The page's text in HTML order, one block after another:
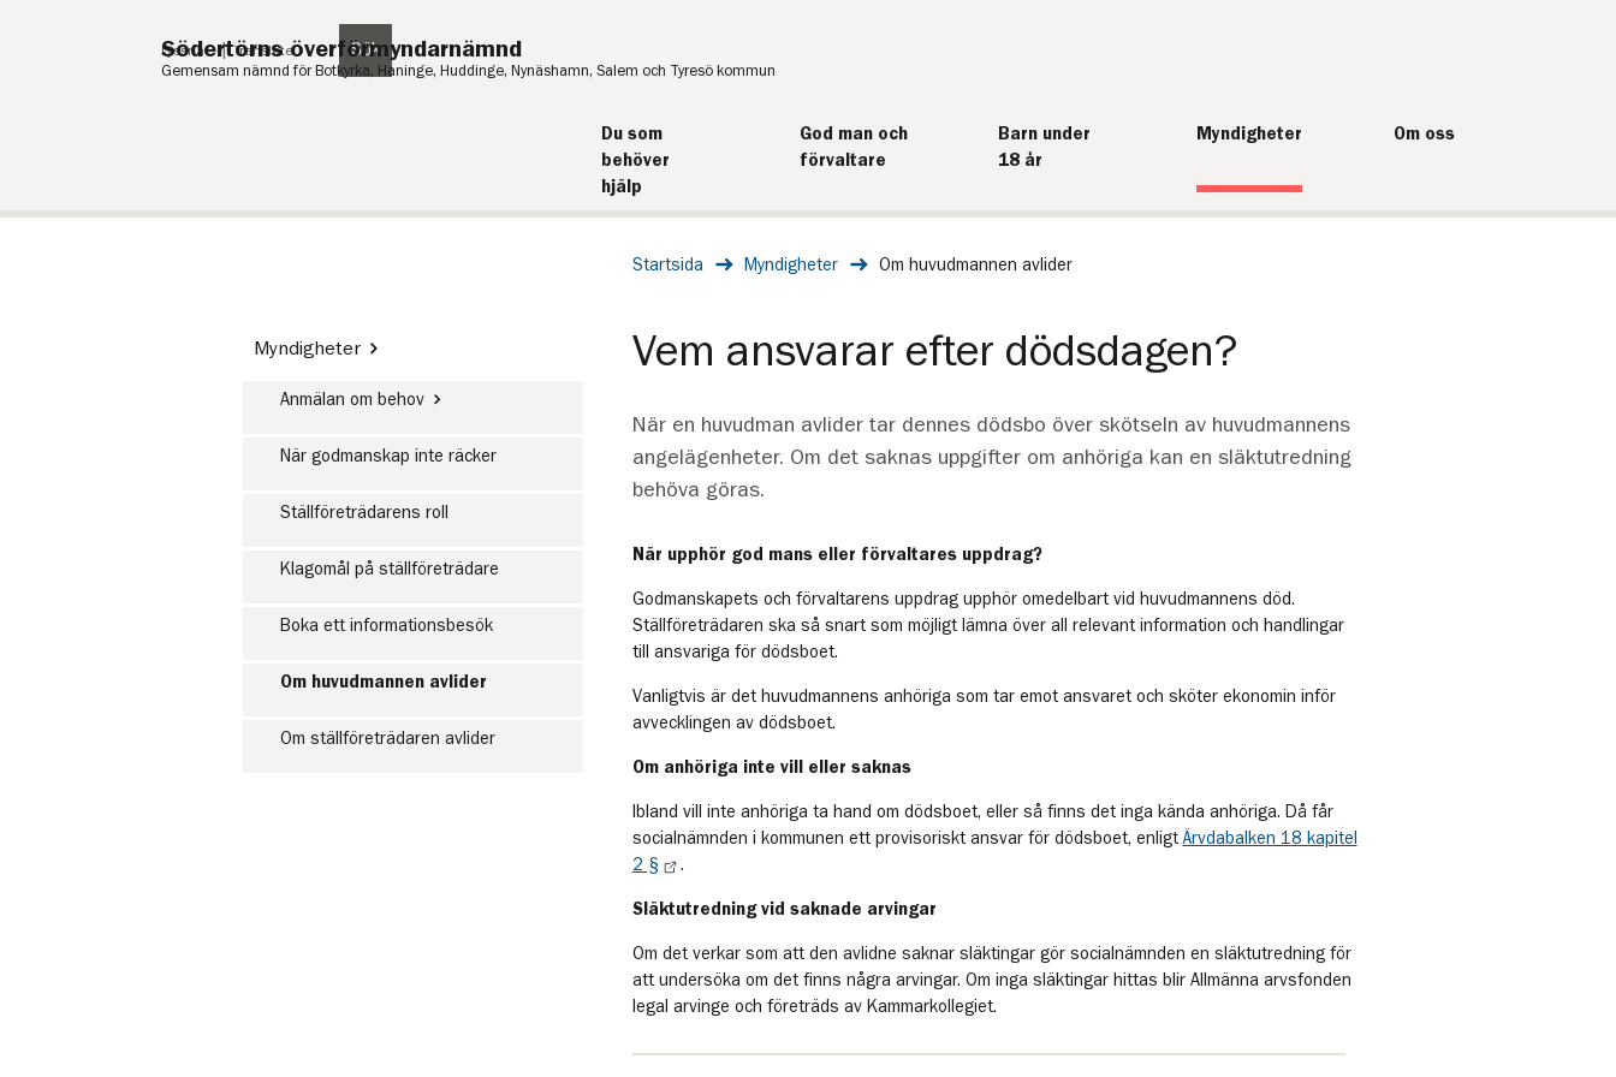
Södertörns överförmyndarnämnd
Gemensam nämnd för Botkyrka, Haninge, Huddinge, Nynäshamn, Salem och Tyresö kommun
Lyssna Translate Sök
Du som
behöver
hjälp
God man och
förvaltare
Barn under
18 år
Myndigheter Om oss
Startsida Myndigheter Om huvudmannen avlider
Myndigheter
Anmälan om behov
När godmanskap inte räcker
Ställföreträdarens roll
Klagomål på ställföreträdare
Boka ett informationsbesök
Om huvudmannen avlider
Om ställföreträdaren avlider
Vem ansvarar efter dödsdagen?
När en huvudman avlider tar dennes dödsbo över skötseln av huvudmannens
angelägenheter. Om det saknas uppgifter om anhöriga kan en släktutredning
behöva göras.
När upphör god mans eller förvaltares uppdrag?
Godmanskapets och förvaltarens uppdrag upphör omedelbart vid huvudmannens död.
Ställföreträdaren ska så snart som möjligt lämna över all relevant information och handlingar
till ansvariga för dödsboet.
Vanligtvis är det huvudmannens anhöriga som tar emot ansvaret och sköter ekonomin inför
avvecklingen av dödsboet.
Om anhöriga inte vill eller saknas
Ibland vill inte anhöriga ta hand om dödsboet, eller så finns det inga kända anhöriga. Då får
socialnämnden i kommunen ett provisoriskt ansvar för dödsboet, enligt Ärvdabalken 18 kapitel
2 §
.
Släktutredning vid saknade arvingar
Om det verkar som att den avlidne saknar släktingar gör socialnämnden en släktutredning för
att undersöka om det finns några arvingar. Om inga släktingar hittas blir Allmänna arvsfonden
legal arvinge och företräds av Kammarkollegiet.